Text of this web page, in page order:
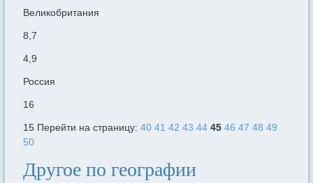
Великобритания
8,7
4,9
Россия
16
15 Перейти на страницу:40 41 42 43 44 45 46 47 48 49
50
Другое по географии